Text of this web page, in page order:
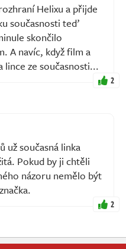
Helixu a přijde
současnosti teď
skončilo
A navíc, když film a
lince ze současnosti...
2
už současná linka
Pokud by ji chtěli
názoru nemělo být
2